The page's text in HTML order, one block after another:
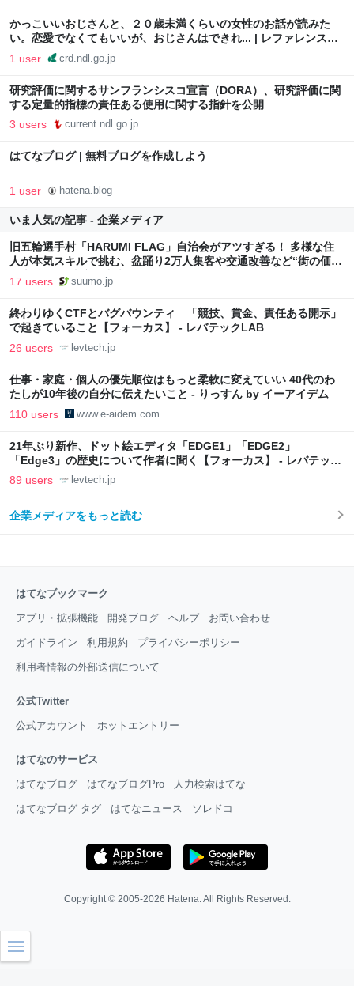
かっこいいおじさんと、２０歳未満くらいの女性のお話が読みた
い。恋愛でなくてもいいが、おじさんはできれ... | レファレンス協
同データベース
1 user crd.ndl.go.jp
研究評価に関するサンフランシスコ宣言（DORA）、研究評価に関
する定量的指標の責任ある使用に関する指針を公開
3 users current.ndl.go.jp
はてなブログ | 無料ブログを作成しよう
1 user hatena.blog
いま人気の記事 - 企業メディア
旧五輪選手村「HARUMI FLAG」自治会がアツすぎる！ 多様な住
人が本気スキルで挑む、盆踊り2万人集客や交通改善など“街の価値
向上”戦略 東京・中央区
17 users suumo.jp
終わりゆくCTFとバグバウンティ 「競技、賞金、責任ある開示」
で起きていること【フォーカス】 - レバテックLAB
26 users levtech.jp
仕事・家庭・個人の優先順位はもっと柔軟に変えていい 40代のわ
たしが10年後の自分に伝えたいこと - りっすん by イーアイデム
110 users www.e-aidem.com
21年ぶり新作、ドット絵エディタ「EDGE1」「EDGE2」
「Edge3」の歴史について作者に聞く【フォーカス】 - レバテック
LAB
89 users levtech.jp
企業メディアをもっと読む
はてなブックマーク
アプリ・拡張機能 開発ブログ ヘルプ お問い合わせ
ガイドライン 利用規約 プライバシーポリシー
利用者情報の外部送信について
公式Twitter
公式アカウント ホットエントリー
はてなのサービス
はてなブログ はてなブログPro 人力検索はてな
はてなブログ タグ はてなニュース ソレドコ
Copyright © 2005-2026 Hatena. All Rights Reserved.